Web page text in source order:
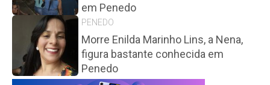
em Penedo
PENEDO
Morre Enilda Marinho Lins, a Nena,
figura bastante conhecida em
Penedo